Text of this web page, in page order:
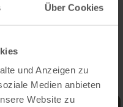
Über Cookies
und Anzeigen zu
Medien anbieten
Website zu